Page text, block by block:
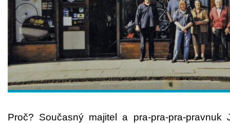
Proč? Současný majitel a pra-pra-pra-